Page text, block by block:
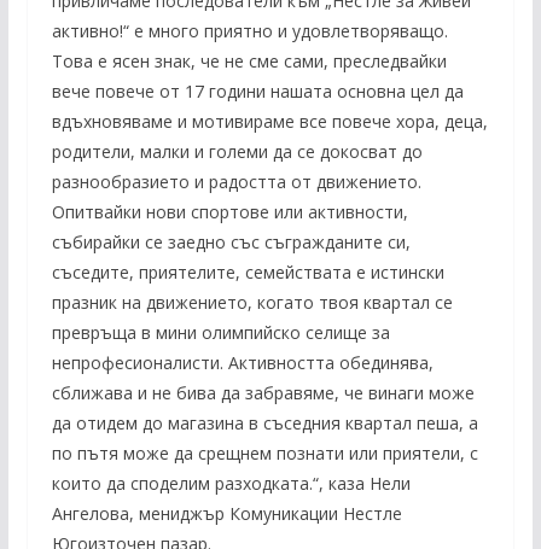
активно!“ е много приятно и удовлетворяващо.
Това е ясен знак, че не сме сами, преследвайки
вече повече от 17 години нашата основна цел да
вдъхновяваме и мотивираме все повече хора, деца,
родители, малки и големи да се докосват до
разнообразието и радостта от движението.
Опитвайки нови спортове или активности,
събирайки се заедно със съгражданите си,
съседите, приятелите, семействата е истински
празник на движението, когато твоя квартал се
превръща в мини олимпийско селище за
непрофесионалисти. Активността обединява,
сближава и не бива да забравяме, че винаги може
да отидем до магазина в съседния квартал пеша, а
по пътя може да срещнем познати или приятели, с
които да споделим разходката.“, каза Нели
Ангелова, мениджър Комуникации Нестле
Югоизточен пазар.